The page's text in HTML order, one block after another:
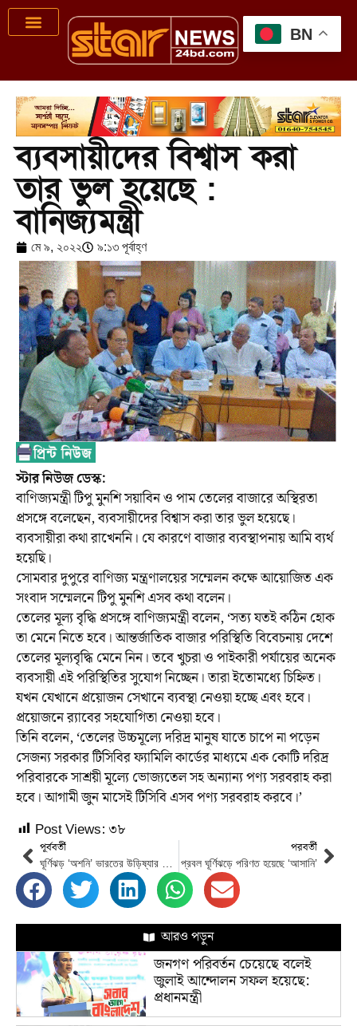
ব্যবসায়ীদের বিশ্বাস করা
তার ভুল হয়েছে :
বানিজ্যমন্ত্রী
মে ৯, ২০২২ ৯:১৩ পূর্বাহ্ণ
স্টার নিউজ ডেস্ক:
বাণিজ্যমন্ত্রী টিপু মুনশি সয়াবিন ও পাম তেলের বাজারে অস্থিরতা
প্রসঙ্গে বলেছেন, ব্যবসায়ীদের বিশ্বাস করা তার ভুল হয়েছে।
ব্যবসায়ীরা কথা রাখেননি। যে কারণে বাজার ব্যবস্থাপনায় আমি ব্যর্থ
হয়েছি।
সোমবার দুপুরে বাণিজ্য মন্ত্রণালয়ের সম্মেলন কক্ষে আয়োজিত এক
সংবাদ সম্মেলনে টিপু মুনশি এসব কথা বলেন।
তেলের মূল্য বৃদ্ধি প্রসঙ্গে বাণিজ্যমন্ত্রী বলেন, ‘সত্য যতই কঠিন হোক
তা মেনে নিতে হবে। আন্তর্জাতিক বাজার পরিস্থিতি বিবেচনায় দেশে
তেলের মূল্যবৃদ্ধি মেনে নিন। তবে খুচরা ও পাইকারী পর্যায়ের অনেক
ব্যবসায়ী এই পরিস্থিতির সুযোগ নিচ্ছেন। তারা ইতোমধ্যে চিহ্নিত।
যখন যেখানে প্রয়োজন সেখানে ব্যবস্থা নেওয়া হচ্ছে এবং হবে।
প্রয়োজনে র‌্যাবের সহযোগিতা নেওয়া হবে।
তিনি বলেন, ‘তেলের উচ্চমূল্যে দরিদ্র মানুষ যাতে চাপে না পড়েন
সেজন্য সরকার টিসিবির ফ্যামিলি কার্ডের মাধ্যমে এক কোটি দরিদ্র
পরিবারকে সাশ্রয়ী মূল্যে ভোজ্যতেল সহ অন্যান্য পণ্য সরবরাহ করা
হবে। আগামী জুন মাসেই টিসিবি এসব পণ্য সরবরাহ করবে।’
Post Views:৩৮
পূর্ববর্তী পরবর্তী
প্রবল ঘূর্ণিঝড়ে পরিণত হয়েছে ‘আসানি’
আরও পড়ুন
জনগণ পরিবর্তন চেয়েছে বলেই
জুলাই আন্দোলন সফল হয়েছে:
প্রধানমন্ত্রী
BN